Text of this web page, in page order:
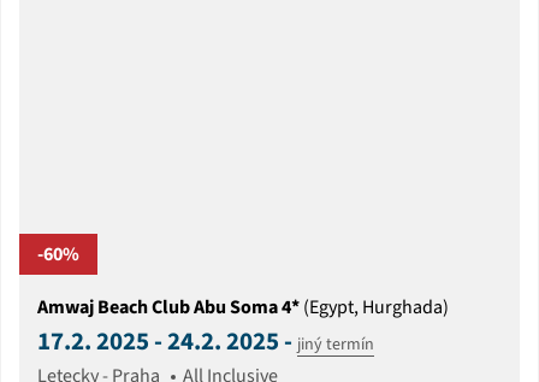
-60%
Amwaj Beach Club Abu Soma 4*(Egypt, Hurghada)
17.2. 2025 - 24.2. 2025 - jiný termín
Letecky - Praha All Inclusive